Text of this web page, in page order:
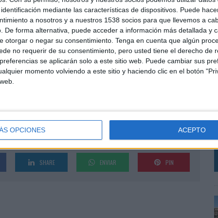
mediante las características de dispositivos. Puede
a nosotros y a nuestros 1538 socios para que llevemos a
De forma alternativa, puede acceder a información más detallada y
otorgar o negar su consentimiento. Tenga en cuenta que algún
no requerir de su consentimiento, pero usted tiene el derecho de
se aplicarán solo a este sitio web. Puede cambiar sus
momento volviendo a este sitio y haciendo clic en el botón
OPCIONES ACEPTO
una misma manera de entender la
valor real para las marcas. Una visión que
y negocio para responder a un mercado en
de SpainMedia, un entorno único donde
de contenido y proyectos de comunicación
más influyentes del mercado. Un contexto que
360º y ofrecer soluciones adaptadas a los
SHARE ENVIAR PIN